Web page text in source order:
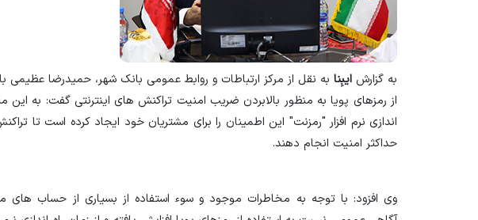
به گزارش ایبِنا به نقل از مرکز ارتباطات و روابط عمومی بانک شهر، حمیدرضا عظیمی
از رمزهای پویا به منظور بالابردن ضریب امنیت تراکنش های اینترنتی گفت: به این
اندازی نرم افزار "رمزنت" این اطمینان را برای مشتریان خود ایجاد کرده است تا
حداکثر امنیت انجام دهند.
وی افزود: با توجه به مخاطرات موجود و سوء استفاده از بسیاری از حساب های